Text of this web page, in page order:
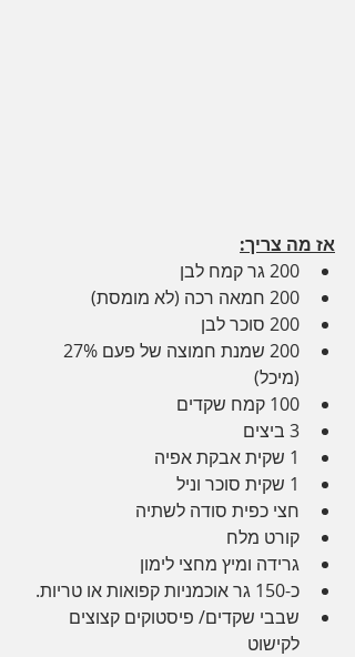
אז מה צריך:
200 גר קמח לבן
200 חמאה רכה (לא מומסת)
200 סוכר לבן
(מיכל)
100 קמח שקדים
3 ביצים
1 שקית אבקת אפיה
1 שקית סוכר וניל
חצי כפית סודה לשתיה
קורט מלח
גרידה ומיץ מחצי לימון
כ-150 גר אוכמניות קפואות או טריות.
שבבי שקדים/ פיסטוקים קצוצים
לקישוט